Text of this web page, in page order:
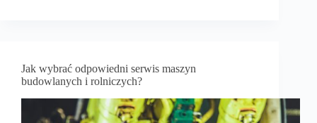
Jak wybrać odpowiedni serwis maszyn
budowlanych i rolniczych?